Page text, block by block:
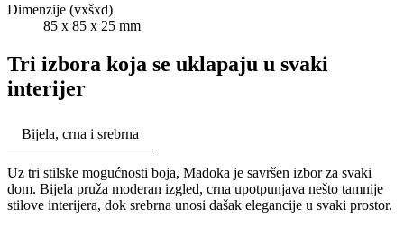
Dimenzije (vxšxd)
85 x 85 x 25 mm
Tri izbora koja se uklapaju u svaki
interijer
Bijela, crna i srebrna
Uz tri stilske mogućnosti boja, Madoka je savršen izbor za svaki
dom. Bijela pruža moderan izgled, crna upotpunjava nešto tamnije
stilove interijera, dok srebrna unosi dašak elegancije u svaki prostor.